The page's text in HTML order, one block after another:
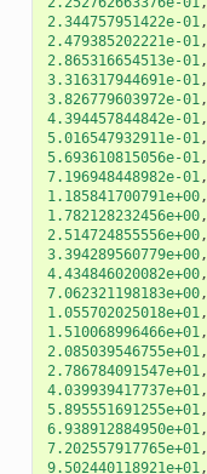
2.344757951422e-01,
2.479385202221e-01,
2.865316654513e-01,
3.316317944691e-01,
3.826779603972e-01,
4.394457844842e-01,
5.016547932911e-01,
5.693610815056e-01,
7.196948448982e-01,
1.185841700791e+00,
1.782128232456e+00,
2.514724855556e+00,
3.394289560779e+00,
4.434846020082e+00,
7.062321198183e+00,
1.055702025018e+01,
1.510068996466e+01,
2.085039546755e+01,
2.786784091547e+01,
4.039939417737e+01,
5.895551691255e+01,
6.938912884950e+01,
7.202557917765e+01,
9.502440118921e+01,